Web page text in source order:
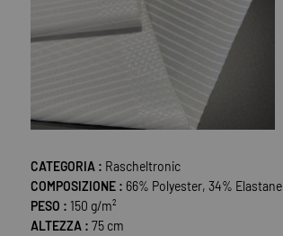
CATEGORIA : Rascheltronic
COMPOSIZIONE : 66% Polyester, 34% Elastane
PESO : 150 g/m²
ALTEZZA : 75 cm